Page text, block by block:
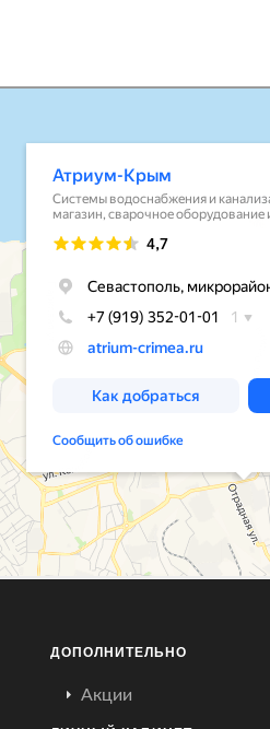
ДОПОЛНИТЕЛЬНО
Акции